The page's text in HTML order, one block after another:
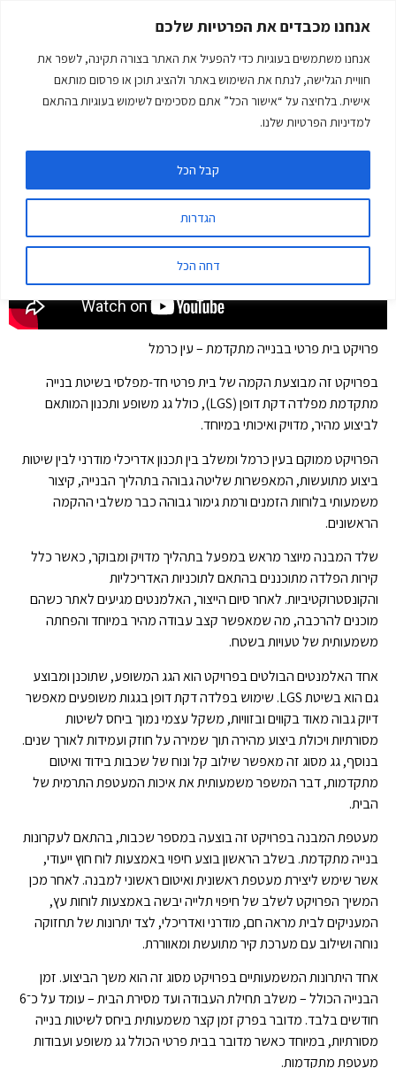
אנחנו מכבדים את הפרטיות שלכם
אנחנו משתמשים בעוגיות כדי להפעיל את האתר בצורה תקינה, לשפר את
חוויית הגלישה, לנתח את השימוש באתר ולהציג תוכן או פרסום מותאם
אישית. בלחיצה על “אישור הכל” אתם מסכימים לשימוש בעוגיות בהתאם
למדיניות הפרטיות שלנו.
הגדרות
דחה הכל
קבל הכל
בניית בית פרטי- מפלס אחד- גג משופע
פרויקט בית פרטי בבנייה מתקדמת – עין כרמל
בפרויקט זה מבוצעת הקמה של בית פרטי חד-מפלסי בשיטת בנייה
מתקדמת מפלדה דקת דופן (LGS), כולל גג משופע ותכנון המותאם
לביצוע מהיר, מדויק ואיכותי במיוחד.
הפרויקט ממוקם בעין כרמל ומשלב בין תכנון אדריכלי מודרני לבין שיטות
ביצוע מתועשות, המאפשרות שליטה גבוהה בתהליך הבנייה, קיצור
משמעותי בלוחות הזמנים ורמת גימור גבוהה כבר משלבי ההקמה
הראשונים.
שלד המבנה מיוצר מראש במפעל בתהליך מדויק ומבוקר, כאשר כלל
קירות הפלדה מתוכננים בהתאם לתוכניות האדריכליות
והקונסטרוקטיביות. לאחר סיום הייצור, האלמנטים מגיעים לאתר כשהם
מוכנים להרכבה, מה שמאפשר קצב עבודה מהיר במיוחד והפחתה
משמעותית של טעויות בשטח.
אחד האלמנטים הבולטים בפרויקט הוא הגג המשופע, שתוכנן ומבוצע
גם הוא בשיטת LGS. שימוש בפלדה דקת דופן בגגות משופעים מאפשר
דיוק גבוה מאוד בקווים ובזוויות, משקל עצמי נמוך ביחס לשיטות
מסורתיות ויכולת ביצוע מהירה תוך שמירה על חוזק ועמידות לאורך שנים.
בנוסף, גג מסוג זה מאפשר שילוב קל ונוח של שכבות בידוד ואיטום
מתקדמות, דבר המשפר משמעותית את איכות המעטפת התרמית של
הבית.
מעטפת המבנה בפרויקט זה בוצעה במספר שכבות, בהתאם לעקרונות
בנייה מתקדמת. בשלב הראשון בוצע חיפוי באמצעות לוח חוץ ייעודי,
אשר שימש ליצירת מעטפת ראשונית ואיטום ראשוני למבנה. לאחר מכן
המשיך הפרויקט לשלב של חיפוי תלייה יבשה באמצעות לוחות עץ,
המעניקים לבית מראה חם, מודרני ואדריכלי, לצד יתרונות של תחזוקה
נוחה ושילוב עם מערכת קיר מתועשת ומאווררת.
אחד היתרונות המשמעותיים בפרויקט מסוג זה הוא משך הביצוע. זמן
הבנייה הכולל – משלב תחילת העבודה ועד מסירת הבית – עומד על כ־6
חודשים בלבד. מדובר בפרק זמן קצר משמעותית ביחס לשיטות בנייה
מסורתיות, במיוחד כאשר מדובר בבית פרטי הכולל גג משופע ועבודות
מעטפת מתקדמות.